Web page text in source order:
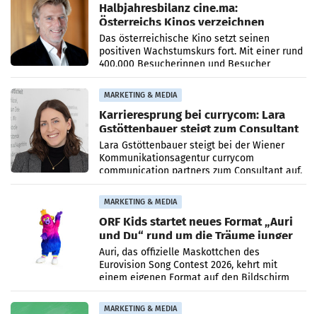
Halbjahresbilanz cine.ma:
Österreichs Kinos verzeichnen
400.000 Besucher mehr
Das österreichische Kino setzt seinen
positiven Wachstumskurs fort. Mit einer rund
400.000 Besucherinnen und Besucher
höheren Nettoreichweite im ersten Halbjahr
2026 gegenüber dem
MARKETING & MEDIA
Karrieresprung bei currycom: Lara
Gstöttenbauer steigt zum Consultant
auf
Lara Gstöttenbauer steigt bei der Wiener
Kommunikationsagentur currycom
communication partners zum Consultant auf.
Die 27-jährige Beraterin betreut Kundinnen
und Kunden in den Bereichen
MARKETING & MEDIA
ORF Kids startet neues Format „Auri
und Du“ rund um die Träume junger
Menschen
Auri, das offizielle Maskottchen des
Eurovision Song Contest 2026, kehrt mit
einem eigenen Format auf den Bildschirm
zurück. In der neuen Sendung „Auri und Du“
bei ORF Kids steht
MARKETING & MEDIA